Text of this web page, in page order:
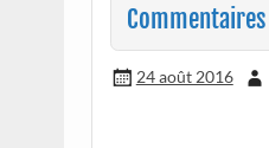
24 août 2016